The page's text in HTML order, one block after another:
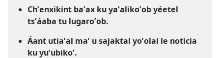
Chʼenxikint baʼax ku yaʼalikoʼob yéetel
tsʼáaba tu lugaroʼob.
Áant utiaʼal maʼ u sajaktal yoʼolal le noticia
ku yuʼubikoʼ.